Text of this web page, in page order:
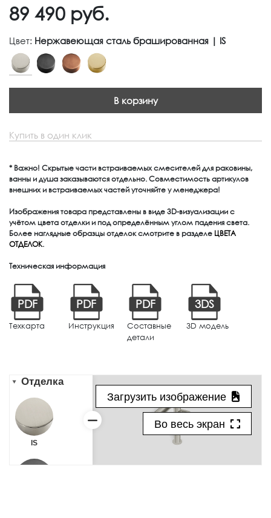
89 490 руб.
Цвет: Нержавеющая сталь брашированная | IS
В корзину
Купить в один клик
* Важно! Скрытые части встраиваемых смесителей для раковины,
ванны и душа заказываются отдельно. Совместимость артикулов
внешних и встраиваемых частей уточняйте у менеджера!
Изображения товара представлены в виде 3D-визуализации с
учётом цвета отделки и под определённым углом падения света.
Более наглядные образцы отделок смотрите в разделе ЦВЕТА
ОТДЕЛОК.
Техническая информация
PDF
Техкарта
PDF
Инструкция
PDF
Составные
детали
3DS
3D модель